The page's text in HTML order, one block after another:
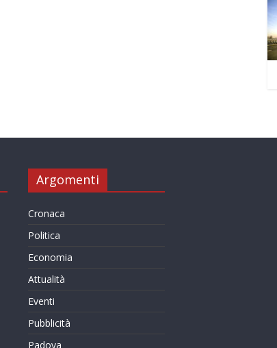
Argomenti
Cronaca
Politica
Economia
Attualità
Eventi
Pubblicità
Padova